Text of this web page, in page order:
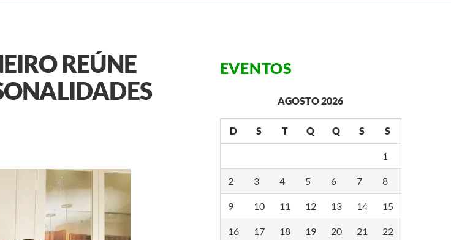
REÚNE
EVENTOS
AGOSTO 2026
D S T Q Q S S
1
2 3 4 5 6 7 8
9 10 11 12 13 14 15
16 17 18 19 20 21 22